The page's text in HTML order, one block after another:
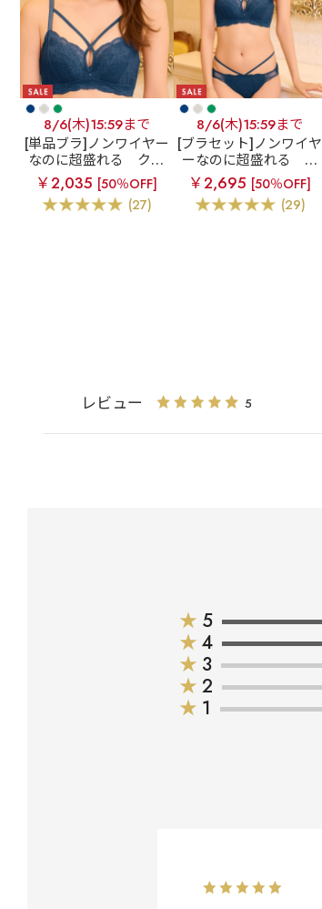
8/6(木)15:59まで
[単品ブラ]ノンワイヤー
なのに超盛れる
クロ
スコードレース ノンワ
イヤー 超盛ブラ(R) 単
品ブラジャー
￥2,035 [50％OFF]
(27)
8/6(木)15:59まで
[ブラセット]ノンワイヤ
ーなのに超盛れる
ク
ロスコードレース ノン
ワイヤー 超盛ブラ(R)
ブラジャー&ショーツ
￥2,695 [50％OFF]
(29)
レビュー 5
★ 5
★ 4
★ 3
★ 2
★ 1